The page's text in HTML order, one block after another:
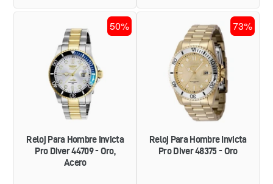
PARA
HOMBRE
INVICTA
PRO
DIVER
44709
-
ORO,
ACERO
50%
Reloj Para Hombre Invicta
Pro Diver 44709 - Oro,
Acero
PARA
HOMBRE
INVICTA
PRO
DIVER
48375
-
ORO
73%
Reloj Para Hombre Invicta
Pro Diver 48375 - Oro